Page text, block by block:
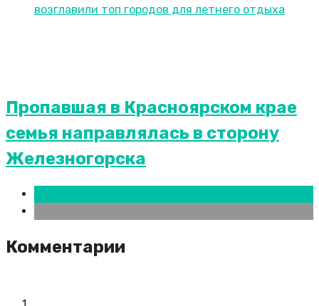
Пропавшая в Красноярском крае
семья направлялась в сторону
Железногорска
Комментарии